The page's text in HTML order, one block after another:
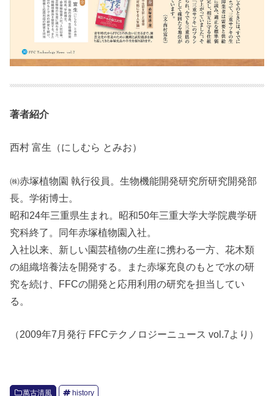
著者紹介
西村 富生（にしむら とみお）
㈱赤塚植物園 執行役員。生物機能開発研究所研究開発部
長。学術博士。
昭和24年三重県生まれ。昭和50年三重大学大学院農学研
究科終了。同年赤塚植物園入社。
入社以来、新しい園芸植物の生産に携わる一方、花木類
の組織培養法を開発する。また赤塚充良のもとで水の研
究を続け、FFCの開発と応用利用の研究を担当してい
る。
（2009年7月発行 FFCテクノロジーニュース vol.7より）
萬古清風 history